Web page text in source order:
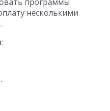
несколькими